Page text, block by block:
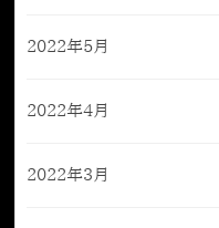
2022年5月
2022年4月
2022年3月